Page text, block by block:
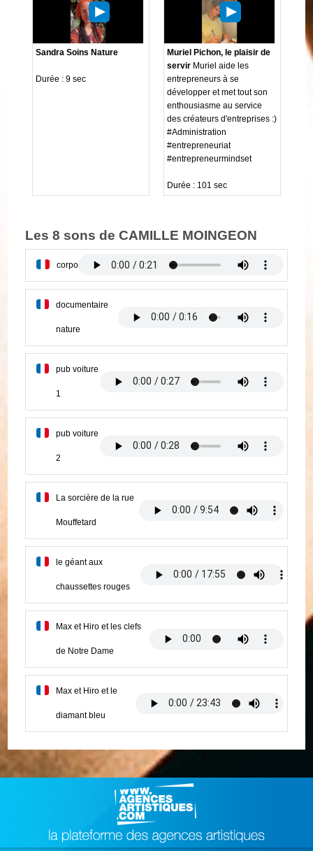
Sandra Soins Nature
Durée : 9 sec
Muriel Pichon, le plaisir de
servir Muriel aide les
entrepreneurs à se
développer et met tout son
enthousiasme au service
des créateurs d'entreprises :)
#Administration
#entrepreneuriat
#entrepreneurmindset
Durée : 101 sec
Les 8 sons de CAMILLE MOINGEON
corpo
documentaire
nature
pub voiture
1
pub voiture
2
La sorcière de la rue
Mouffetard
le géant aux
chaussettes rouges
Max et Hiro et les clefs
de Notre Dame
Max et Hiro et le
diamant bleu